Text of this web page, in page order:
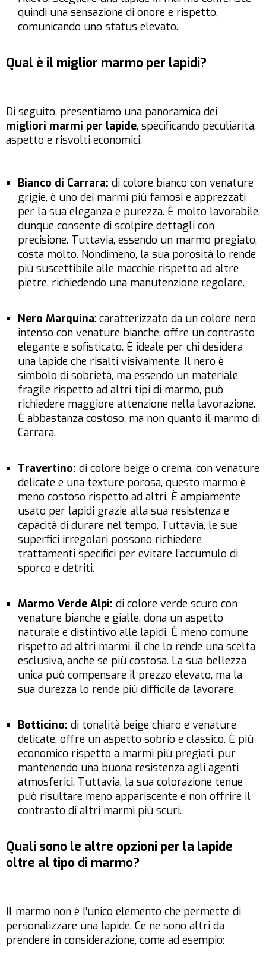
quindi una sensazione di onore e rispetto,
comunicando uno status elevato.
Qual è il miglior marmo per lapidi?
Di seguito, presentiamo una panoramica dei
migliori marmi per lapide, specificando peculiarità,
aspetto e risvolti economici.
Bianco di Carrara: di colore bianco con venature
grigie, è uno dei marmi più famosi e apprezzati
per la sua eleganza e purezza. È molto lavorabile,
dunque consente di scolpire dettagli con
precisione. Tuttavia, essendo un marmo pregiato,
costa molto. Nondimeno, la sua porosità lo rende
più suscettibile alle macchie rispetto ad altre
pietre, richiedendo una manutenzione regolare.
Nero Marquina: caratterizzato da un colore nero
intenso con venature bianche, offre un contrasto
elegante e sofisticato. È ideale per chi desidera
una lapide che risalti visivamente. Il nero è
simbolo di sobrietà, ma essendo un materiale
fragile rispetto ad altri tipi di marmo, può
richiedere maggiore attenzione nella lavorazione.
È abbastanza costoso, ma non quanto il marmo di
Carrara.
Travertino: di colore beige o crema, con venature
delicate e una texture porosa, questo marmo è
meno costoso rispetto ad altri. È ampiamente
usato per lapidi grazie alla sua resistenza e
capacità di durare nel tempo. Tuttavia, le sue
superfici irregolari possono richiedere
trattamenti specifici per evitare l’accumulo di
sporco e detriti.
Marmo Verde Alpi: di colore verde scuro con
venature bianche e gialle, dona un aspetto
naturale e distintivo alle lapidi. È meno comune
rispetto ad altri marmi, il che lo rende una scelta
esclusiva, anche se più costosa. La sua bellezza
unica può compensare il prezzo elevato, ma la
sua durezza lo rende più difficile da lavorare.
Botticino: di tonalità beige chiaro e venature
delicate, offre un aspetto sobrio e classico. È più
economico rispetto a marmi più pregiati, pur
mantenendo una buona resistenza agli agenti
atmosferici. Tuttavia, la sua colorazione tenue
può risultare meno appariscente e non offrire il
contrasto di altri marmi più scuri.
Quali sono le altre opzioni per la lapide
oltre al tipo di marmo?
Il marmo non è l’unico elemento che permette di
personalizzare una lapide. Ce ne sono altri da
prendere in considerazione, come ad esempio: